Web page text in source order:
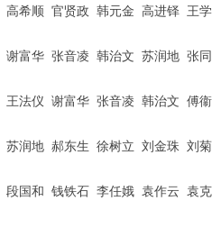
高希顺 官贤政 韩元金 高进铎 王学
谢富华 张音凌 韩治文 苏润地 张同
王法仪 谢富华 张音凌 韩治文 傅衞
苏润地 郝东生 徐树立 刘金珠 刘菊
段国和 钱铁石 李任娥 袁作云
袁克